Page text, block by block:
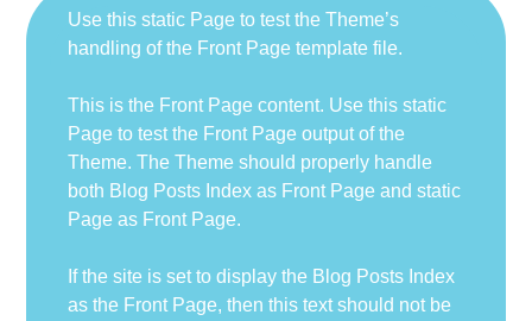
Use this static Page to test the Theme’s
handling of the Front Page template file.
This is the Front Page content. Use this static
Page to test the Front Page output of the
Theme. The Theme should properly handle
both Blog Posts Index as Front Page and static
Page as Front Page.
If the site is set to display the Blog Posts Index
as the Front Page, then this text should not be